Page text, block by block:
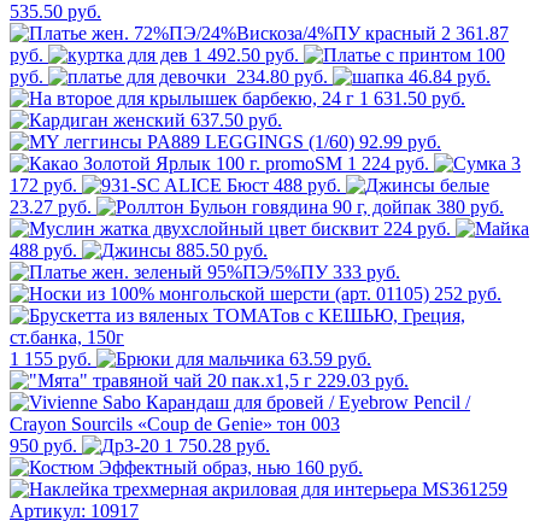
535.50 руб.
2 361.87
руб.
1 492.50 руб.
100
руб.
234.80 руб.
46.84 руб.
1 631.50 руб.
637.50 руб.
92.99 руб.
1 224 руб.
3
172 руб.
488 руб.
23.27 руб.
380 руб.
224 руб.
488 руб.
885.50 руб.
333 руб.
252 руб.
1 155 руб.
63.59 руб.
229.03 руб.
950 руб.
1 750.28 руб.
160 руб.